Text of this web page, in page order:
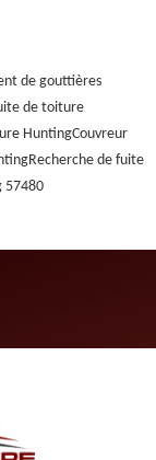
de gouttières
de toiture
HuntingCouvreur
Recherche de fuite
57480